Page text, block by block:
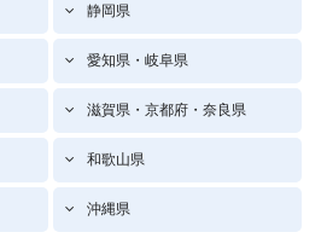
静岡県
愛知県・岐阜県
滋賀県・京都府・奈良県
和歌山県
沖縄県